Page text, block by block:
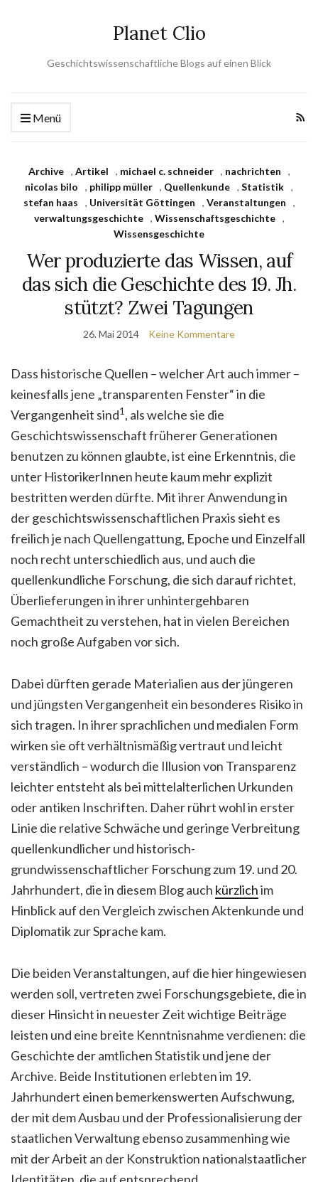
Planet Clio
Geschichtswissenschaftliche Blogs auf einen Blick
Menü
Archive , Artikel , michael c. schneider , nachrichten
,
nicolas bilo
, philipp müller , Quellenkunde , Statistik ,
stefan haas
, Universität Göttingen , Veranstaltungen
,
verwaltungsgeschichte
, Wissenschaftsgeschichte
,
Wissensgeschichte
Wer produzierte das Wissen, auf
das sich die Geschichte des 19. Jh.
stützt? Zwei Tagungen
26. Mai 2014 Keine Kommentare
Dass historische Quellen – welcher Art auch immer –
keinesfalls jene „transparenten Fenster“ in die
Vergangenheit sind1, als welche sie die
Geschichtswissenschaft früherer Generationen
benutzen zu können glaubte, ist eine Erkenntnis, die
unter HistorikerInnen heute kaum mehr explizit
bestritten werden dürfte. Mit ihrer Anwendung in
der geschichtswissenschaftlichen Praxis sieht es
freilich je nach Quellengattung, Epoche und Einzelfall
noch recht unterschiedlich aus, und auch die
quellenkundliche Forschung, die sich darauf richtet,
Überlieferungen in ihrer unhintergehbaren
Gemachtheit zu verstehen, hat in vielen Bereichen
noch große Aufgaben vor sich.
Dabei dürften gerade Materialien aus der jüngeren
und jüngsten Vergangenheit ein besonderes Risiko in
sich tragen. In ihrer sprachlichen und medialen Form
wirken sie oft verhältnismäßig vertraut und leicht
verständlich – wodurch die Illusion von Transparenz
leichter entsteht als bei mittelalterlichen Urkunden
oder antiken Inschriften. Daher rührt wohl in erster
Linie die relative Schwäche und geringe Verbreitung
quellenkundlicher und historisch-
grundwissenschaftlicher Forschung zum 19. und 20.
Jahrhundert, die in diesem Blog auch kürzlichim
Hinblick auf den Vergleich zwischen Aktenkunde und
Diplomatik zur Sprache kam.
Die beiden Veranstaltungen, auf die hier hingewiesen
werden soll, vertreten zwei Forschungsgebiete, die in
dieser Hinsicht in neuester Zeit wichtige Beiträge
leisten und eine breite Kenntnisnahme verdienen: die
Geschichte der amtlichen Statistik und jene der
Archive. Beide Institutionen erlebten im 19.
Jahrhundert einen bemerkenswerten Aufschwung,
der mit dem Ausbau und der Professionalisierung der
staatlichen Verwaltung ebenso zusammenhing wie
mit der Arbeit an der Konstruktion nationalstaatlicher